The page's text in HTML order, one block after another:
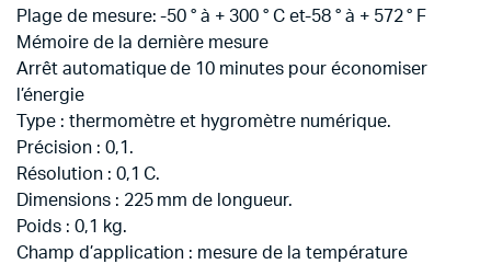
Plage de mesure: -50 ° à + 300 ° C et-58 ° à + 572 ° F
Mémoire de la dernière mesure
Arrêt automatique de 10 minutes pour économiser
l’énergie
Type : thermomètre et hygromètre numérique.
Précision : 0,1.
Résolution : 0,1 C.
Dimensions : 225 mm de longueur.
Poids : 0,1 kg.
Champ d’application : mesure de la température